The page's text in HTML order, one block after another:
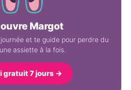
Margot
et te guide pour perdre du
assiette à la fois.
gratuit 7 jours →